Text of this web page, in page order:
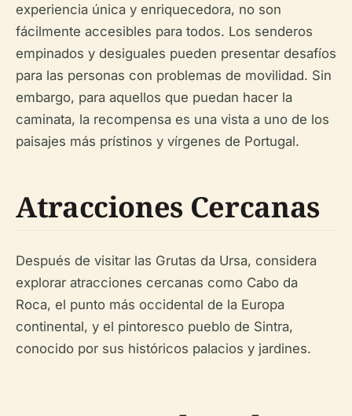
experiencia única y enriquecedora, no son
fácilmente accesibles para todos. Los senderos
empinados y desiguales pueden presentar desafíos
para las personas con problemas de movilidad. Sin
embargo, para aquellos que puedan hacer la
caminata, la recompensa es una vista a uno de los
paisajes más prístinos y vírgenes de Portugal.
Atracciones Cercanas
Después de visitar las Grutas da Ursa, considera
explorar atracciones cercanas como Cabo da
Roca, el punto más occidental de la Europa
continental, y el pintoresco pueblo de Sintra,
conocido por sus históricos palacios y jardines.